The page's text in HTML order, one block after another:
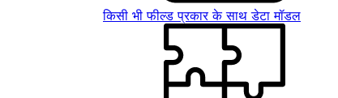
किसी भी फील्ड प्रकार के साथ डेटा मॉडल